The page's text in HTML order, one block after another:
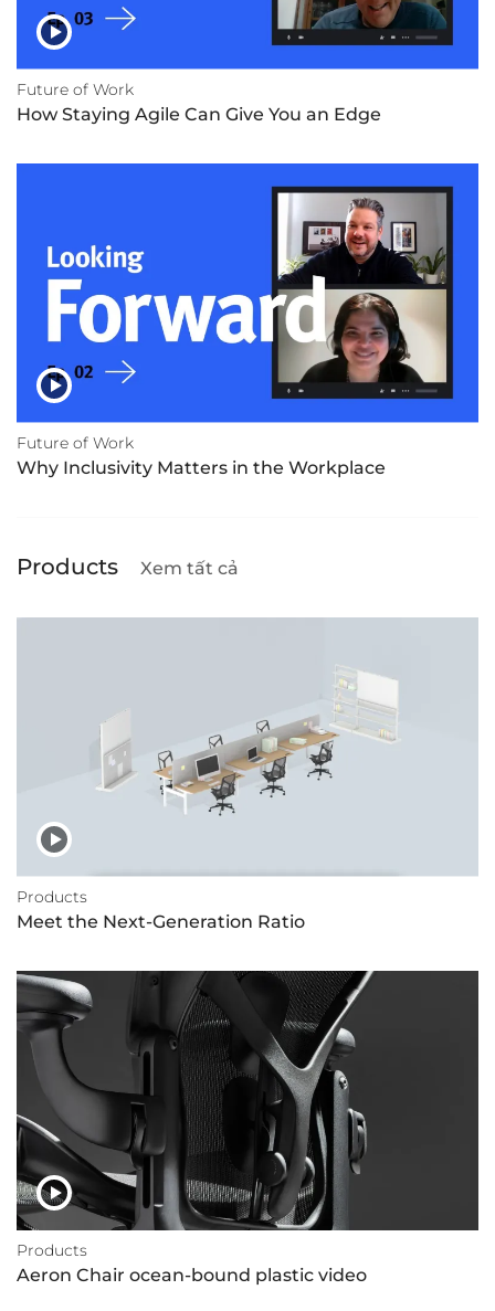
Future of Work
How Staying Agile Can Give You an Edge
Future of Work
Why Inclusivity Matters in the Workplace
Products Xem tất cả
Products
Meet the Next-Generation Ratio
Products
Aeron Chair ocean-bound plastic video